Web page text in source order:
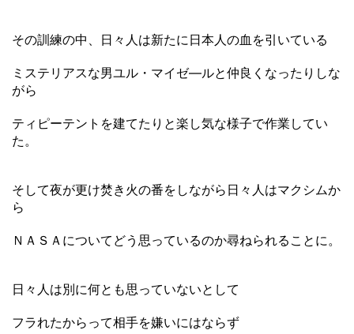
その訓練の中、日々人は新たに日本人の血を引いている
ミステリアスな男ユル・マイゼ―ルと仲良くなったりしな
がら
ティピーテントを建てたりと楽し気な様子で作業してい
た。
そして夜が更け焚き火の番をしながら日々人はマクシムか
ら
ＮＡＳＡについてどう思っているのか尋ねられることに。
日々人は別に何とも思っていないとして
フラれたからって相手を嫌いにはならず